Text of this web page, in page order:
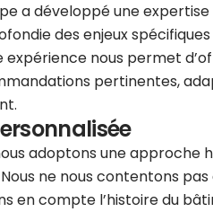
a développé une
des enjeux
nous permet
pertinentes,
adoptons une approche
ne nous contentons pas
en compte l’histoire du